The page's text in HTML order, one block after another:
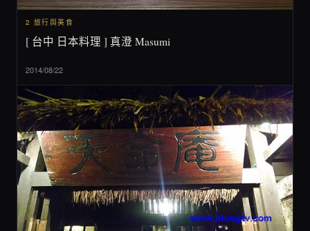
2 旅行與美食
[ 台中 日本料理 ] 真澄 Masumi
2014/08/22